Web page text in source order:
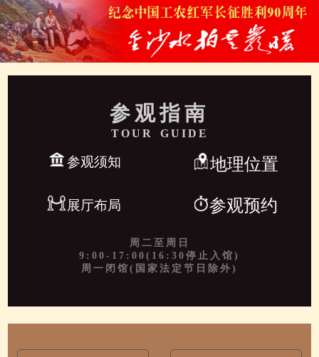
参观指南
TOUR GUIDE
参观须知 地理位置
展厅布局 参观预约
周二至周日
9:00-17:00(16:30停止入馆)
周一闭馆(国家法定节日除外)